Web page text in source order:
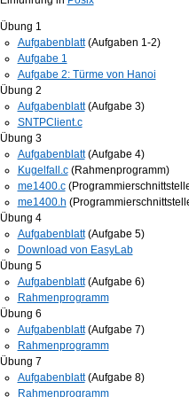
Übung 1
Aufgabenblatt(Aufgaben 1-2)
Aufgabe 1
Aufgabe 2: Türme von Hanoi
Übung 2
Aufgabenblatt(Aufgabe 3)
SNTPClient.c
Übung 3
Aufgabenblatt(Aufgabe 4)
Kugelfall.c(Rahmenprogramm)
me1400.c
me1400.h
Übung 4
Aufgabenblatt(Aufgabe 5)
Download von EasyLab
Übung 5
Aufgabenblatt(Aufgabe 6)
Rahmenprogramm
Übung 6
Aufgabenblatt(Aufgabe 7)
Rahmenprogramm
Übung 7
Aufgabenblatt(Aufgabe 8)
Rahmenprogramm